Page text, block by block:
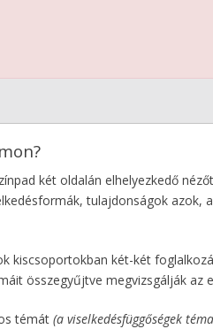
két oldalán elhelyezkedő
tulajdonságok azok,
kiscsoportokban két-két
összegyűjtve megvizsgálják az
témát (a viselkedésfüggőségek